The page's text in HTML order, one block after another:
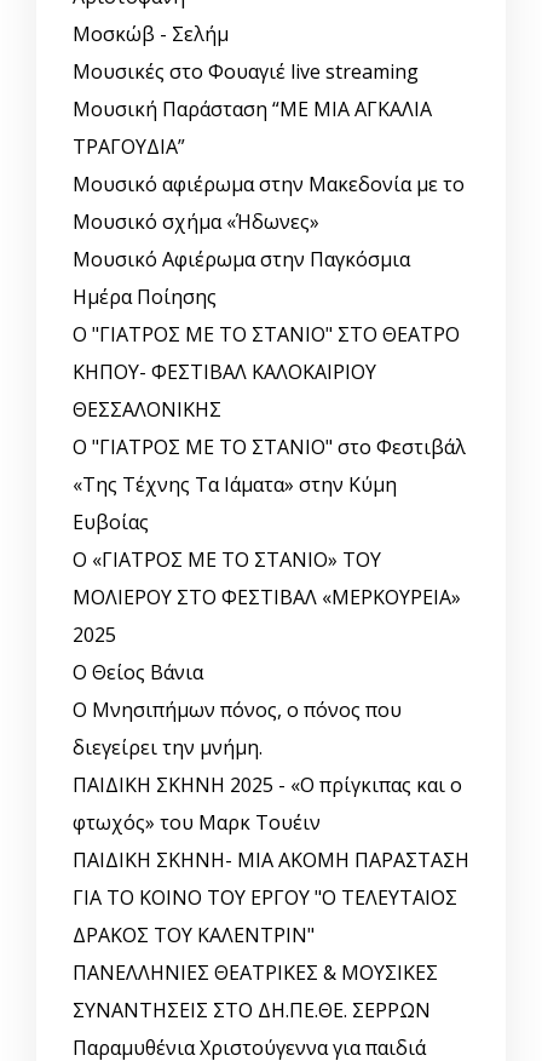
Μοσκώβ - Σελήμ
Μουσικές στο Φουαγιέ live streaming
Μουσική Παράσταση “ΜΕ ΜΙΑ ΑΓΚΑΛΙΑ
ΤΡΑΓΟΥΔΙΑ”
Μουσικό αφιέρωμα στην Μακεδονία με το
Μουσικό σχήμα «Ήδωνες»
Μουσικό Αφιέρωμα στην Παγκόσμια
Ημέρα Ποίησης
Ο "ΓΙΑΤΡΟΣ ΜΕ ΤΟ ΣΤΑΝΙΟ" ΣΤΟ ΘΕΑΤΡΟ
ΚΗΠΟΥ- ΦΕΣΤΙΒΑΛ ΚΑΛΟΚΑΙΡΙΟΥ
ΘΕΣΣΑΛΟΝΙΚΗΣ
Ο "ΓΙΑΤΡΟΣ ΜΕ ΤΟ ΣΤΑΝΙΟ" στο Φεστιβάλ
«Της Τέχνης Τα Ιάματα» στην Κύμη
Ευβοίας
Ο «ΓΙΑΤΡΟΣ ΜΕ ΤΟ ΣΤΑΝΙΟ» ΤΟΥ
ΜΟΛΙΕΡΟΥ ΣΤΟ ΦΕΣΤΙΒΑΛ «ΜΕΡΚΟΥΡΕΙΑ»
2025
Ο Θείος Βάνια
Ο Μνησιπήμων πόνος, ο πόνος που
διεγείρει την μνήμη.
ΠΑΙΔΙΚΗ ΣΚΗΝΗ 2025 - «Ο πρίγκιπας και ο
φτωχός» του Μαρκ Τουέιν
ΠΑΙΔΙΚΗ ΣΚΗΝΗ- ΜΙΑ ΑΚΟΜΗ ΠΑΡΑΣΤΑΣΗ
ΓΙΑ ΤΟ ΚΟΙΝΟ ΤΟΥ ΕΡΓΟΥ "Ο ΤΕΛΕΥΤΑΙΟΣ
ΔΡΑΚΟΣ ΤΟΥ ΚΑΛΕΝΤΡΙΝ"
ΠΑΝΕΛΛΗΝΙΕΣ ΘΕΑΤΡΙΚΕΣ & ΜΟΥΣΙΚΕΣ
ΣΥΝΑΝΤΗΣΕΙΣ ΣΤΟ ΔΗ.ΠΕ.ΘΕ. ΣΕΡΡΩΝ
Παραμυθένια Χριστούγεννα για παιδιά